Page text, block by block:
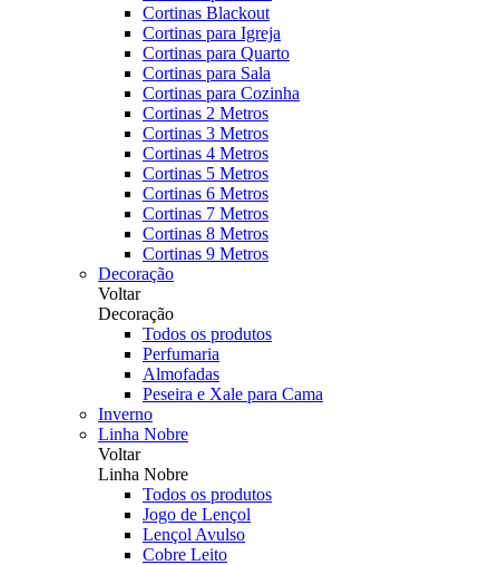
Cortinas Blackout
Cortinas para Igreja
Cortinas para Quarto
Cortinas para Sala
Cortinas para Cozinha
Cortinas 2 Metros
Cortinas 3 Metros
Cortinas 4 Metros
Cortinas 5 Metros
Cortinas 6 Metros
Cortinas 7 Metros
Cortinas 8 Metros
Cortinas 9 Metros
Decoração
Voltar
Decoração
Todos os produtos
Perfumaria
Almofadas
Peseira e Xale para Cama
Inverno
Linha Nobre
Voltar
Linha Nobre
Todos os produtos
Jogo de Lençol
Lençol Avulso
Cobre Leito